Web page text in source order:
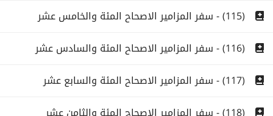
(115) - سفر المزامير الاصحاح المئة والخامس عشر
(116) - سفر المزامير الاصحاح المئة والسادس عشر
(117) - سفر المزامير الاصحاح المئة والسابع عشر